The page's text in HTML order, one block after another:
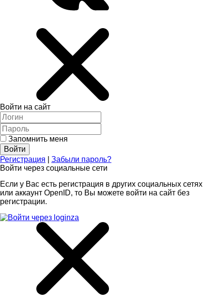
Войти на сайт
Запомнить меня
Регистрация
Забыли пароль?
Войти через социальные сети
Если у Вас есть регистрация в других социальных сетях
или аккаунт OpenID, то Вы можете войти на сайт без
регистрации.